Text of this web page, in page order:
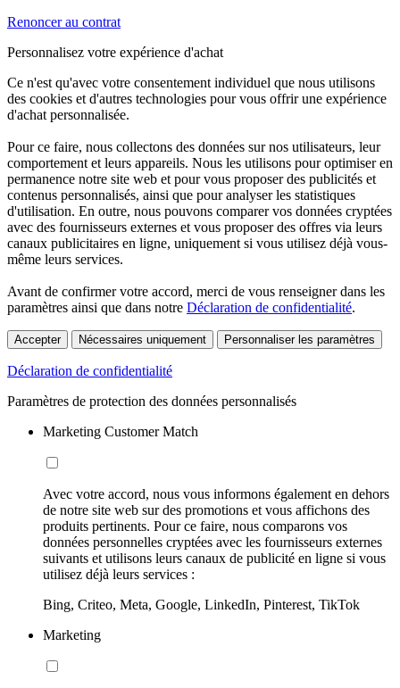
Renoncer au contrat
Personnalisez votre expérience d'achat
Ce n'est qu'avec votre consentement individuel que nous utilisons
des cookies et d'autres technologies pour vous offrir une expérience
d'achat personnalisée.
Pour ce faire, nous collectons des données sur nos utilisateurs, leur
comportement et leurs appareils. Nous les utilisons pour optimiser en
permanence notre site web et pour vous proposer des publicités et
contenus personnalisés, ainsi que pour analyser les statistiques
d'utilisation. En outre, nous pouvons comparer vos données cryptées
avec des fournisseurs externes et vous proposer des offres via leurs
canaux publicitaires en ligne, uniquement si vous utilisez déjà vous-
même leurs services.
Avant de confirmer votre accord, merci de vous renseigner dans les
paramètres ainsi que dans notre Déclaration de confidentialité.
Accepter Nécessaires uniquement Personnaliser les paramètres
Déclaration de confidentialité
Paramètres de protection des données personnalisés
Marketing Customer Match
Avec votre accord, nous vous informons également en dehors
de notre site web sur des promotions et vous affichons des
produits pertinents. Pour ce faire, nous comparons vos
données personnelles cryptées avec les fournisseurs externes
suivants et utilisons leurs canaux de publicité en ligne si vous
utilisez déjà leurs services :
Bing, Criteo, Meta, Google, LinkedIn, Pinterest, TikTok
Marketing